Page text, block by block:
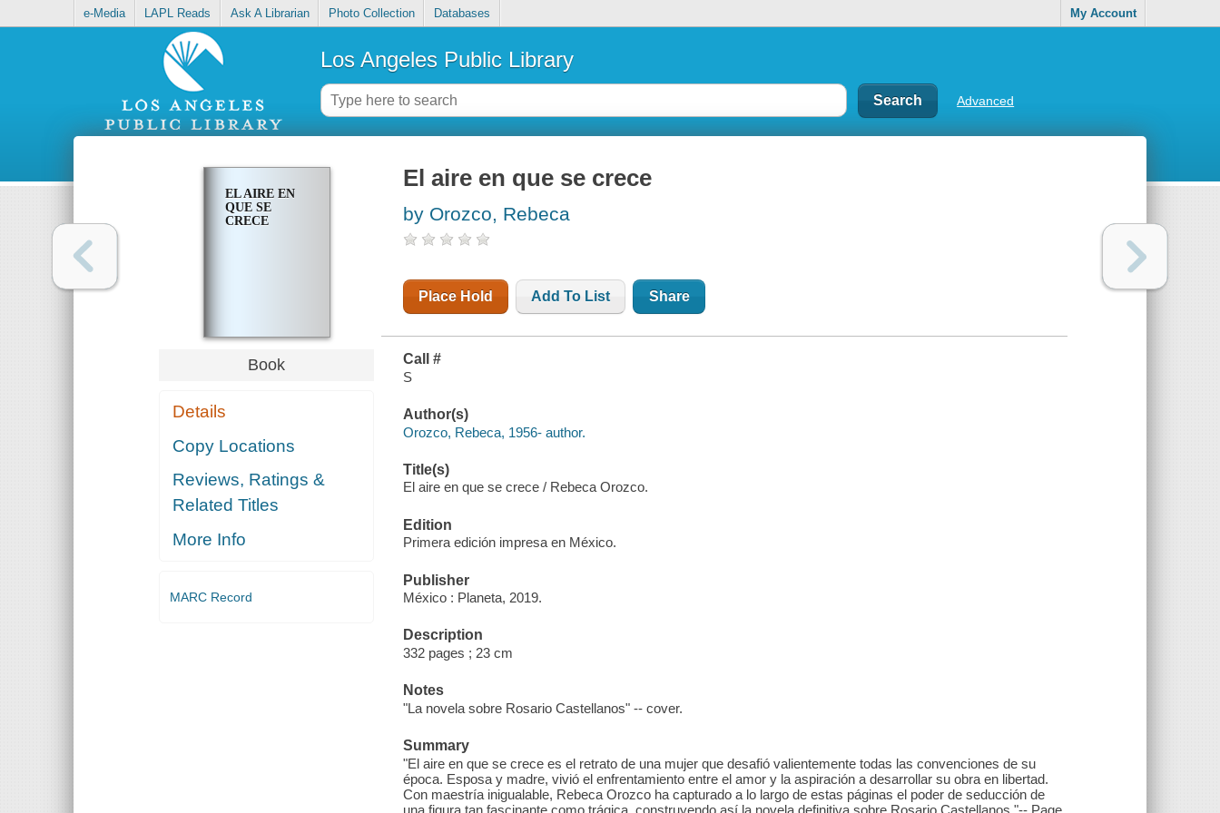
e-Media LAPL Reads Ask A Librarian Photo Collection Databases My Account
Los Angeles Public Library
Advanced
EL AIRE EN
QUE SE
CRECE
Book
Details
Copy Locations
Reviews, Ratings &
Related Titles
More Info
MARC Record
El aire en que se crece
by Orozco, Rebeca
Place Hold Add To List Share
Call #
S
Author(s)
Orozco, Rebeca, 1956- author.
Title(s)
El aire en que se crece / Rebeca Orozco.
Edition
Primera edición impresa en México.
Publisher
México : Planeta, 2019.
Description
332 pages ; 23 cm
Notes
"La novela sobre Rosario Castellanos" -- cover.
Summary
"El aire en que se crece es el retrato de una mujer que desafió valientemente todas las convenciones de su
época. Esposa y madre, vivió el enfrentamiento entre el amor y la aspiración a desarrollar su obra en libertad.
Con maestría inigualable, Rebeca Orozco ha capturado a lo largo de estas páginas el poder de seducción de
una figura tan fascinante como trágica, construyendo así la novela definitiva sobre Rosario Castellanos."-- Page